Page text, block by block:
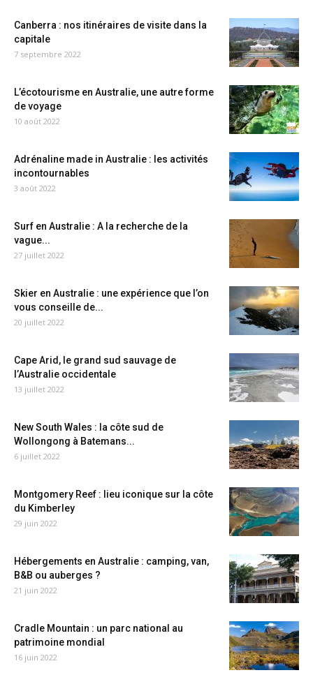
Canberra : nos itinéraires de visite dans la
capitale
7 septembre 2022
L’écotourisme en Australie, une autre forme
de voyage
10 août 2022
Adrénaline made in Australie : les activités
incontournables
3 août 2022
Surf en Australie : A la recherche de la
vague...
27 juillet 2022
Skier en Australie : une expérience que l’on
vous conseille de...
20 juillet 2022
Cape Arid, le grand sud sauvage de
l’Australie occidentale
13 juillet 2022
New South Wales : la côte sud de
Wollongong à Batemans...
6 juillet 2022
Montgomery Reef : lieu iconique sur la côte
du Kimberley
29 juin 2022
Hébergements en Australie : camping, van,
B&B ou auberges ?
21 juin 2022
Cradle Mountain : un parc national au
patrimoine mondial
16 juin 2022